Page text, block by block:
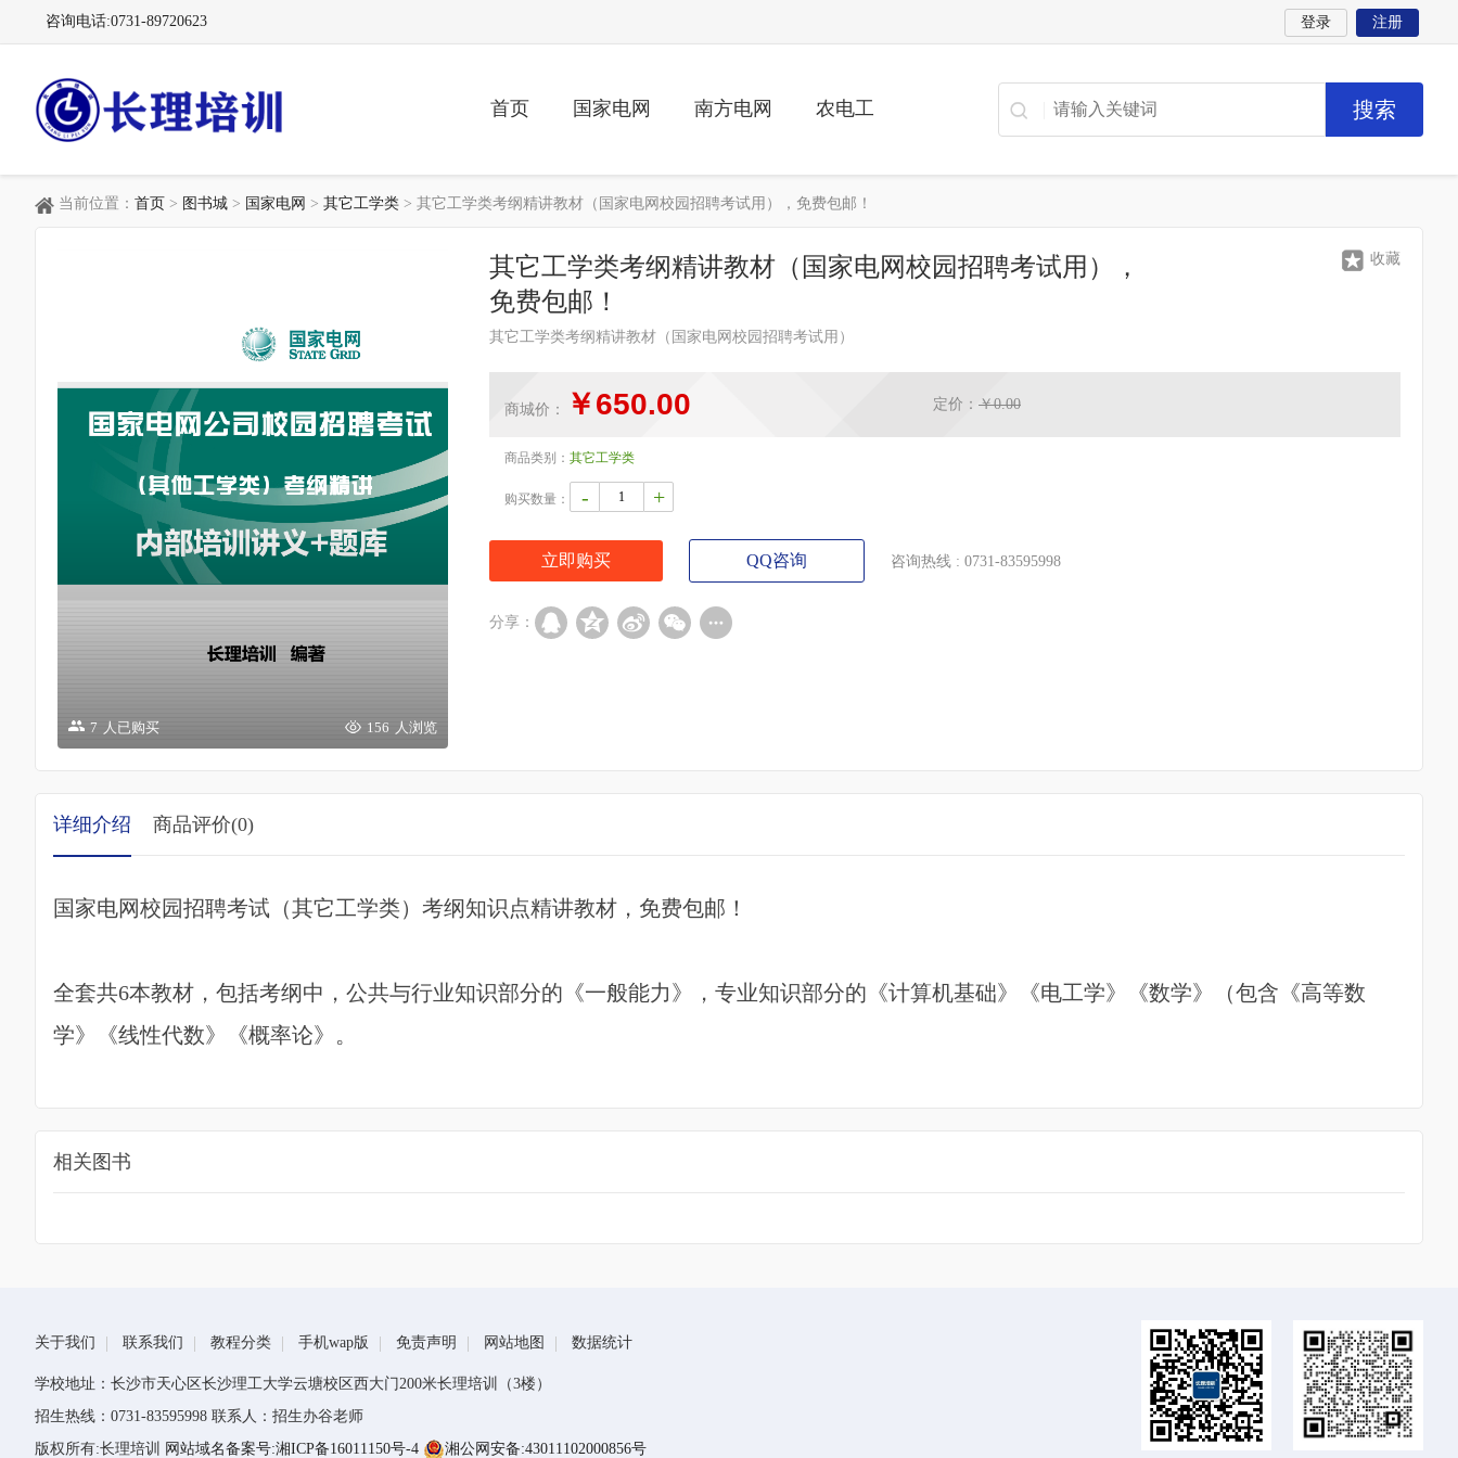
咨询电话:0731-89720623 登录 注册
首页 国家电网 南方电网 农电工
当前位置： 首页 > 图书城 > 国家电网 > 其它工学类 > 其它工学类考纲精讲教材（国家电网校园招聘考试用），免费包邮！
7 人已购买 156 人浏览
其它工学类考纲精讲教材（国家电网校园招聘考试用），
免费包邮！
其它工学类考纲精讲教材（国家电网校园招聘考试用）
商城价： ￥650.00 定价： ￥0.00
商品类别： 其它工学类
购买数量： - +
立即购买 QQ咨询 咨询热线 : 0731-83595998
分享：
收藏
详细介绍 商品评价(0)
国家电网校园招聘考试（其它工学类）考纲知识点精讲教材，免费包邮！
全套共6本教材，包括考纲中，公共与行业知识部分的《一般能力》，专业知识部分的《计算机基础》《电工学》《数学》（包含《高等数
学》《线性代数》《概率论》。
相关图书
关于我们 联系我们 教程分类 手机wap版 免责声明 网站地图 数据统计
学校地址：长沙市天心区长沙理工大学云塘校区西大门200米长理培训（3楼）
招生热线：0731-83595998 联系人：招生办谷老师
版权所有:长理培训
网站域名备案号:湘ICP备16011150号-4 湘公网安备:43011102000856号